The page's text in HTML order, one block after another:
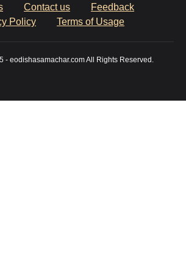
Contact us
Feedback
Policy
Terms of Usage
- eodishasamachar.com All Rights Reserved.